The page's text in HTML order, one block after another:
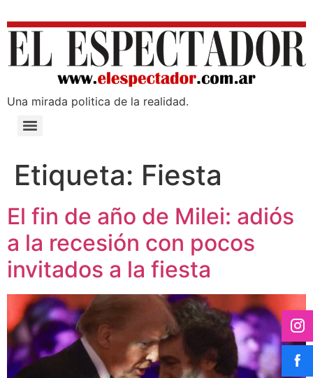
Una mirada poli­tica de la realidad.
Etiqueta: Fiesta
El fin de año de Milei: adiós
a la recesión con pocos
invitados a la fiesta